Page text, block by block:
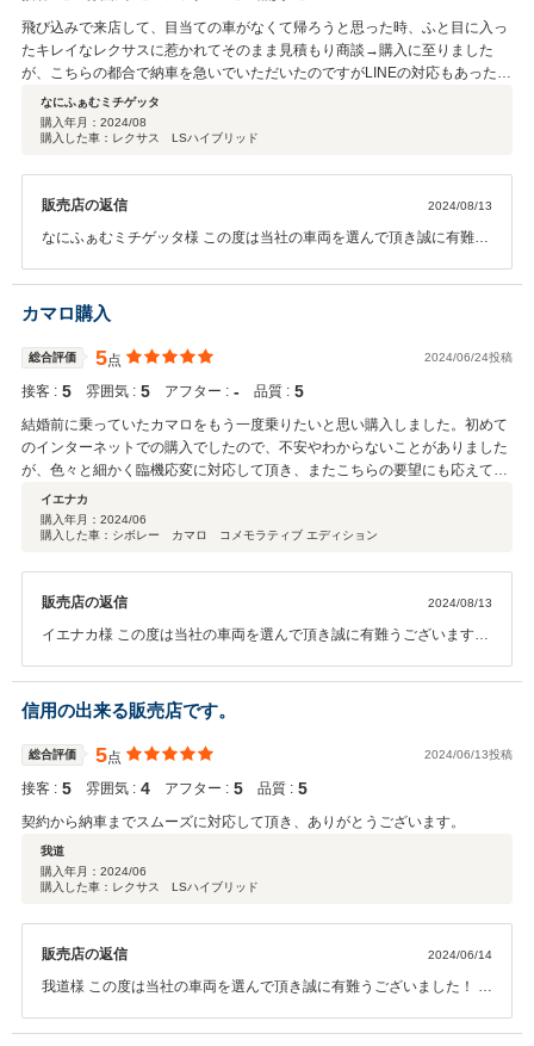
飛び込みで来店して、目当ての車がなくて帰ろうと思った時、ふと目に入っ
たキレイなレクサスに惹かれてそのまま見積もり商談→購入に至りました
が、こちらの都合で納車を急いでいただいたのですがLINEの対応もあったの
で、不明な点や質問なども気軽に聞けました！スタッフさんの対応も本当に
親切丁寧でした！納車の時も、わざわざ運転席にビニールシートを引いて下
さり車の説明も丁寧な説明でした！納車した車はもちろん！新品の輝きでし
なにふぁむミチゲッタ
購入年月： 2024/08
購入した車：レクサス LSハイブリッド
販売店の返信 2024/08/13
なにふぁむミチゲッタ様 この度は当社の車両を選んで頂き誠に有難う
です！ また評価頂き有難うございます！ 引き続き宜しくお願いしま
す！
カマロ購入
総合評価 5点 2024/06/24投稿
接客 : 5 雰囲気 : 5 アフター : ‐ 品質 : 5
結婚前に乗っていたカマロをもう一度乗りたいと思い購入しました。初めて
のインターネットでの購入でしたので、不安やわからないことがありました
が、色々と細かく臨機応変に対応して頂き、またこちらの要望にも応えてい
ただき非常に満足しています。車も非常に整備されており申し分ありませ
ん。これから大事に乗って行きたいと思います。非常に良い販売店と担当者
とのご縁に感謝します。
イエナカ
購入年月： 2024/06
購入した車：シボレー カマロ コメモラティブ エディション
販売店の返信 2024/08/13
イエナカ様 この度は当社の車両を選んで頂き誠に有難うございます！
当社にとって誇りに思います！ 引き続き宜しくお願いします！
信用の出来る販売店です。
総合評価 5点 2024/06/13投稿
接客 : 5 雰囲気 : 4 アフター : 5 品質 : 5
契約から納車までスムーズに対応して頂き、ありがとうございます。
我道
購入年月： 2024/06
購入した車：レクサス LSハイブリッド
販売店の返信 2024/06/14
我道様 この度は当社の車両を選んで頂き誠に有難うございました！ ま
なりますが可能な限りサポートさせて頂きますのでお気軽にご連絡下